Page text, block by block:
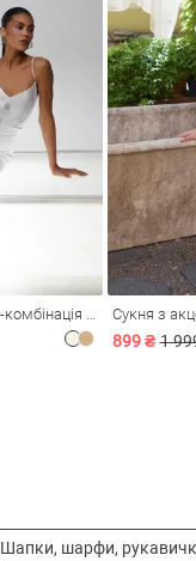
Сукня з
899 ₴ 1
Шапки, шарфи,